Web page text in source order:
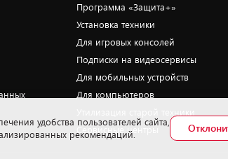
Программа «Защита+»
Установка техники
Для игровых консолей
Подписки на видеосервисы
Для мобильных устройств
Для компьютеров
Сервисные центры
удобства пользователей сайта,
рекомендаций.